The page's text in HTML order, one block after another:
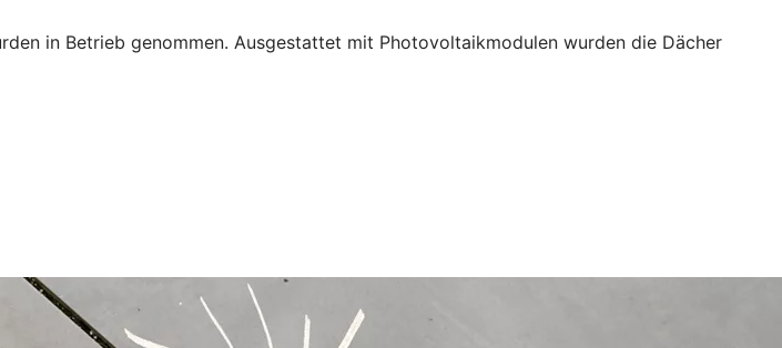
in Betrieb genommen. Ausgestattet mit Photovoltaikmodulen wurden die Dächer